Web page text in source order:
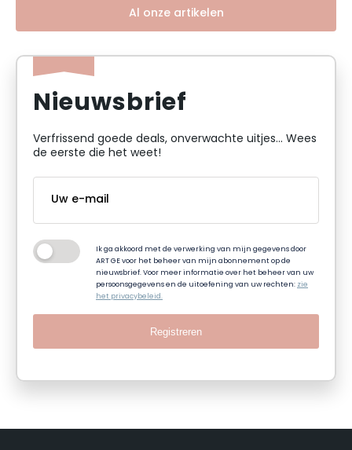
Al onze artikelen
Nieuwsbrief
Verfrissend goede deals, onverwachte uitjes... Wees
de eerste die het weet!
Ik ga akkoord met de verwerking van mijn gegevens door
ART GE voor het beheer van mijn abonnement op de
nieuwsbrief. Voor meer informatie over het beheer van uw
persoonsgegevens en de uitoefening van uw rechten:zie
het privacybeleid.
Registreren